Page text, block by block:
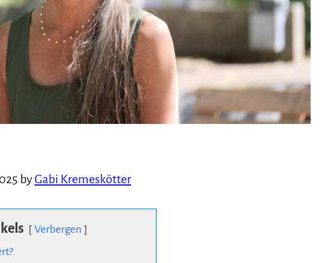
byGabi Kremeskötter
Verbergen